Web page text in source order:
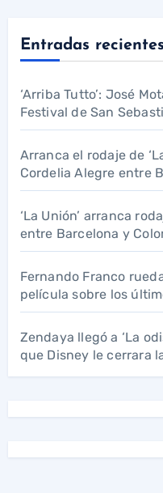
Entradas recientes
‘Arriba Tutto’: José
Festival de San
Arranca el rodaje de
Cordelia Alegre entre
‘La Unión’ arranca
entre Barcelona y
Fernando Franco
película sobre los
Zendaya llegó a ‘La
que Disney le cerrara